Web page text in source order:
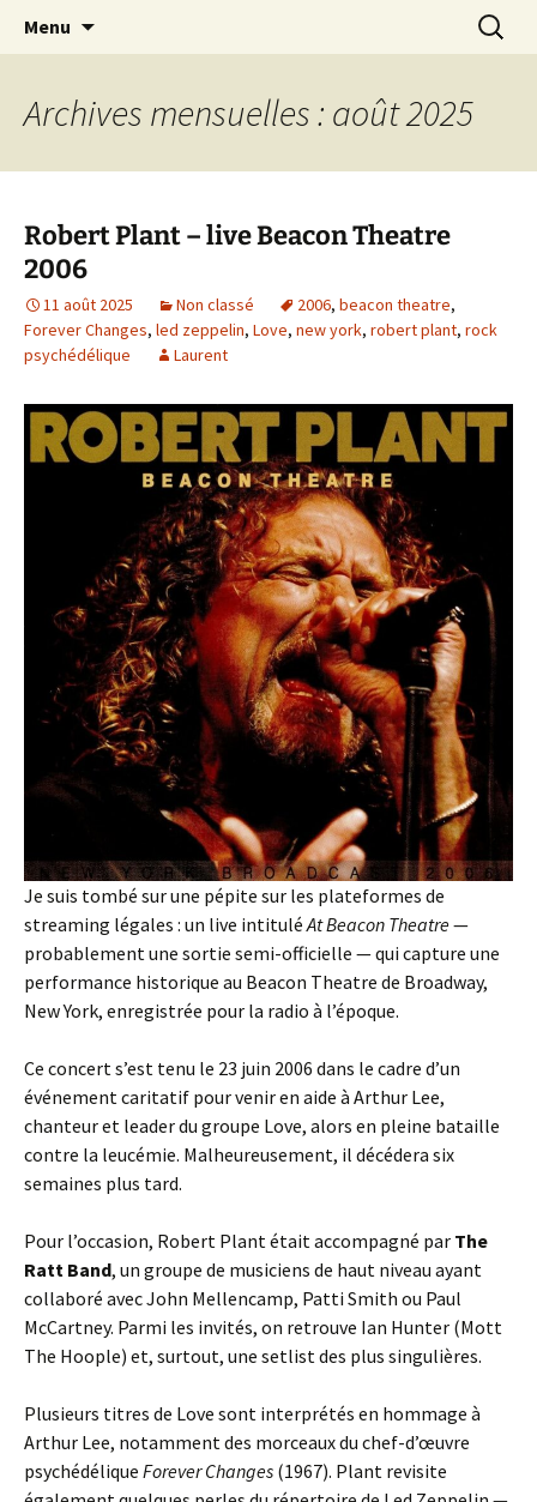
Laurent Rieppi
Journaliste musical · Historien du rock ·
Conférencier
Menu
Archives mensuelles : août 2025
Robert Plant – live Beacon Theatre
2006
11 août 2025 Non classé 2006, beacon theatre,
Forever Changes, led zeppelin, Love, new york, robert plant, rock
psychédélique
Laurent
Je suis tombé sur une pépite sur les plateformes de
streaming légales : un live intituléAt Beacon Theatre—
probablement une sortie semi-officielle — qui capture une
performance historique au Beacon Theatre de Broadway,
New York, enregistrée pour la radio à l’époque.
Ce concert s’est tenu le 23 juin 2006 dans le cadre d’un
événement caritatif pour venir en aide à Arthur Lee,
chanteur et leader du groupe Love, alors en pleine bataille
contre la leucémie. Malheureusement, il décédera six
semaines plus tard.
Pour l’occasion, Robert Plant était accompagné par The
Ratt Band, un groupe de musiciens de haut niveau ayant
collaboré avec John Mellencamp, Patti Smith ou Paul
McCartney. Parmi les invités, on retrouve Ian Hunter (Mott
The Hoople) et, surtout, une setlist des plus singulières.
Plusieurs titres de Love sont interprétés en hommage à
Arthur Lee, notamment des morceaux du chef-d’œuvre
psychédélique Forever Changes (1967). Plant revisite